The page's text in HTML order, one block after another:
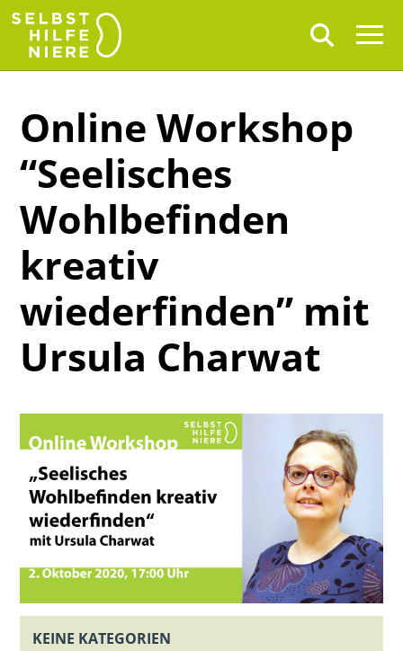
Online Workshop
“Seelisches
Wohlbefinden
kreativ
wiederfinden” mit
Ursula Charwat
KEINE KATEGORIEN